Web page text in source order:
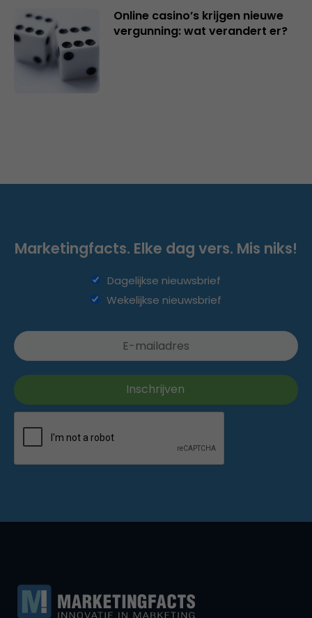
Online casino’s krijgen nieuwe
vergunning: wat verandert er?
Marketingfacts. Elke dag vers. Mis niks!
Dagelijkse nieuwsbrief
Wekelijkse nieuwsbrief